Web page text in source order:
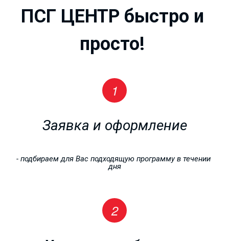
РАБОЧИЕ
ПРОФЕССИИ
от 4000 рублей!!!
ПСГ ЦЕНТР быстро и
просто!
Заявка и оформление
- подбираем для Вас подходящую программу в течении
дня